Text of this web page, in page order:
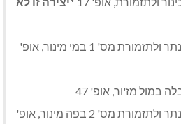
קונצ'רטו לפסנתר ולתזמורת מס' 1 במי מינור, אופ'
קונצ'רטו לפסנתר ולתזמורת מס' 2 בפה מינור, אופ'